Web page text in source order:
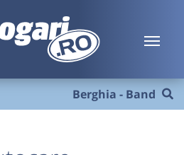
Berghia - Band